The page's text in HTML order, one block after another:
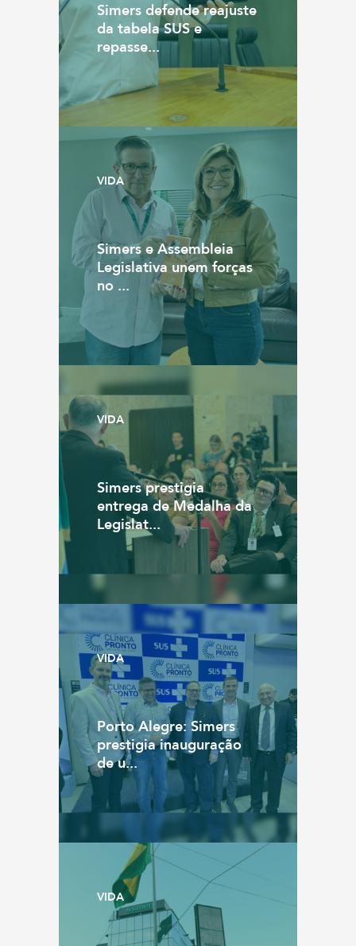
Simers defende reajuste
da tabela SUS e
repasse...
VIDA
Simers e Assembleia
Legislativa unem forças
no ...
VIDA
Simers prestigia
entrega de Medalha da
Legislat...
VIDA
Porto Alegre: Simers
prestigia inauguração
de u...
VIDA